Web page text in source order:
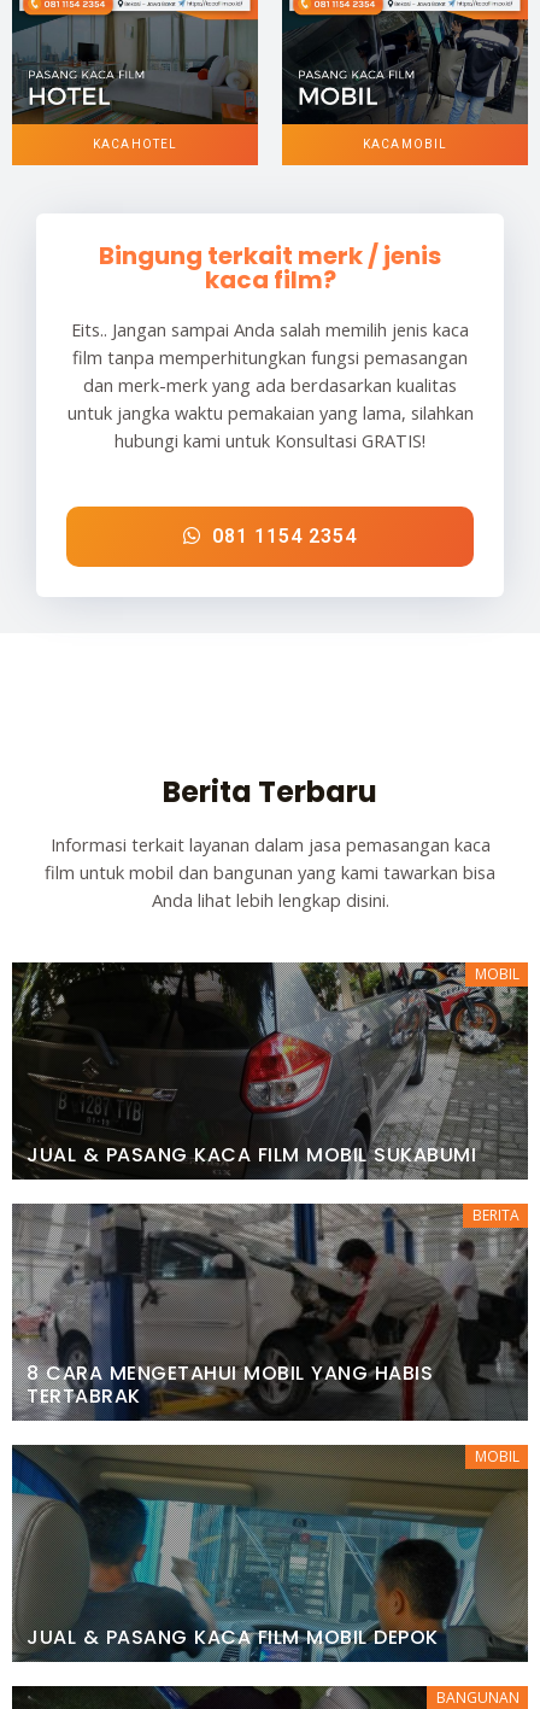
KACA HOTEL KACA MOBIL
Bingung terkait merk / jenis
kaca film?
Eits.. Jangan sampai Anda salah memilih jenis kaca
film tanpa memperhitungkan fungsi pemasangan
dan merk-merk yang ada berdasarkan kualitas
untuk jangka waktu pemakaian yang lama, silahkan
hubungi kami untuk Konsultasi GRATIS!
081 1154 2354
Berita Terbaru
Informasi terkait layanan dalam jasa pemasangan kaca
film untuk mobil dan bangunan yang kami tawarkan bisa
Anda lihat lebih lengkap disini.
MOBIL
JUAL & PASANG KACA FILM MOBIL SUKABUMI
BERITA
8 CARA MENGETAHUI MOBIL YANG HABIS
TERTABRAK
MOBIL
JUAL & PASANG KACA FILM MOBIL DEPOK
BANGUNAN